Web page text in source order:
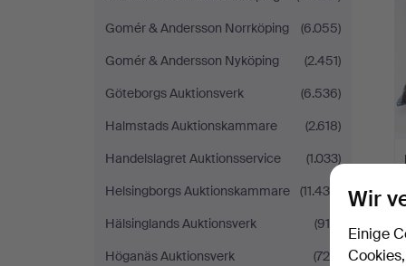
Gomér & Andersson Norrköping
(6.055)
Gomér & Andersson Nyköping
(2.451)
Göteborgs Auktionsverk
(6.536)
Halmstads Auktionskammare
(2.618)
Handelslagret Auktionsservice
(1.033)
Helsingborgs Auktionskammare
(11.430)
Hälsinglands Auktionsverk
(915)
Höganäs Auktionsverk
(726)
Wir
Einige